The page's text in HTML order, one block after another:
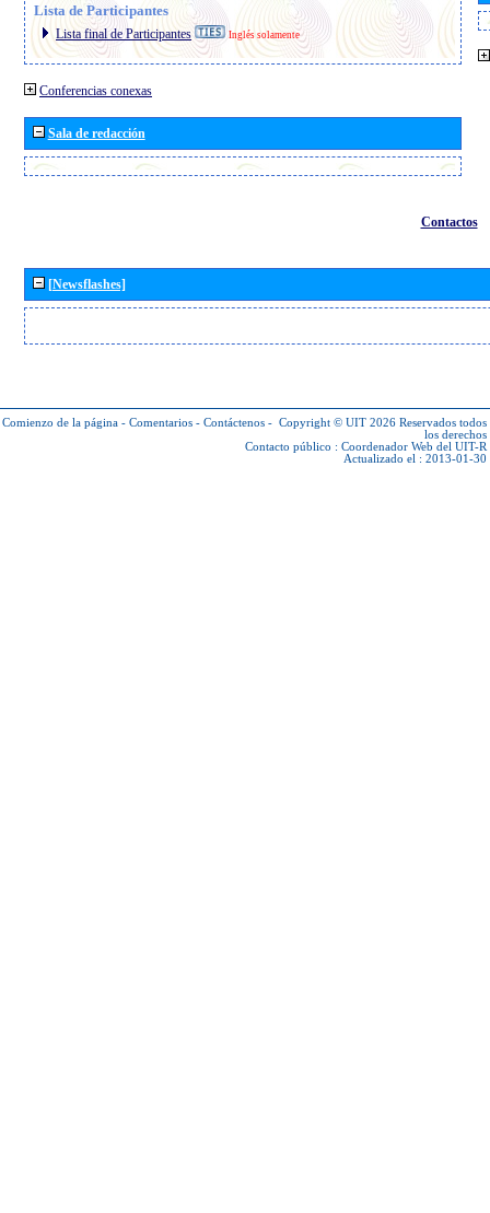
Lista de Participantes
Lista final de Participantes Inglés solamente
Conferencias conexas
Sala de redacción
Contactos
[Newsflashes]
Comienzo de la página - Comentarios - Contáctenos - Copyright © UIT 2026 Reservados todos
los derechos
Contacto público : Coordenador Web del UIT-R
Actualizado el : 2013-01-30